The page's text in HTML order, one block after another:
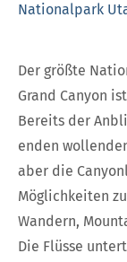
Nationalpark
Der größte
Grand Canyon
Bereits der
enden
aber die
Möglichkeiten
Wandern,
Die Flüsse